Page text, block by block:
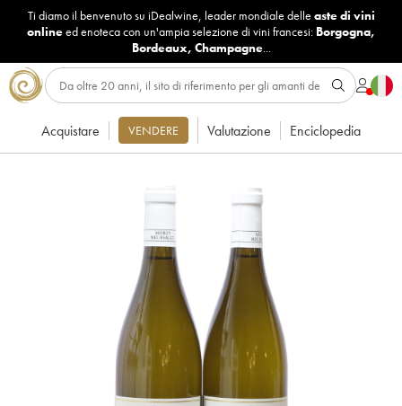
Ti diamo il benvenuto su iDealwine, leader mondiale delle aste di vini
onlineed enoteca con un'ampia selezione di vini francesi: Borgogna,
Bordeaux, Champagne...
Acquistare VENDERE Valutazione Enciclopedia